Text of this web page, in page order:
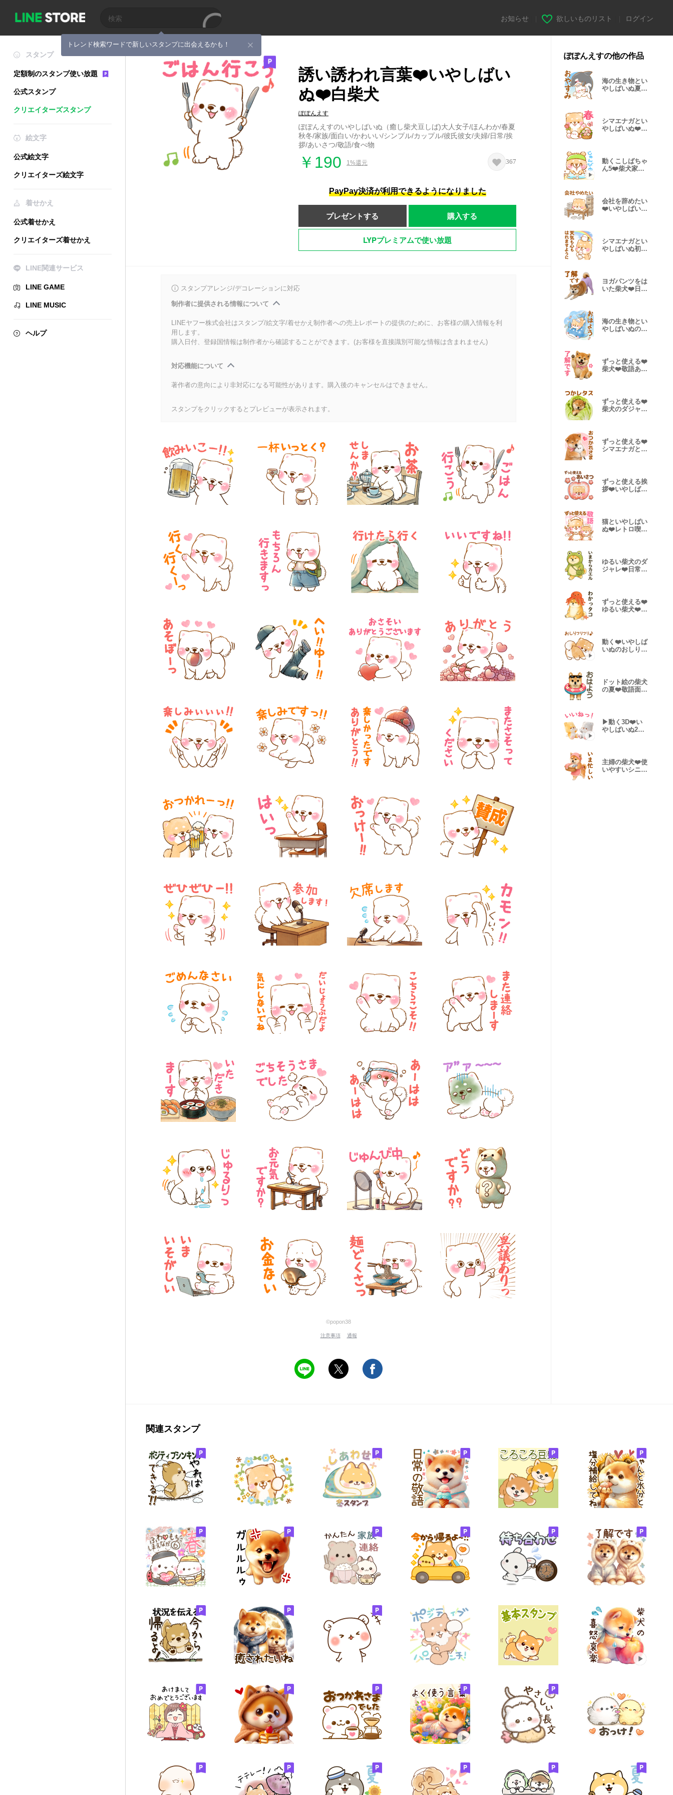
トレンド検索ワードで新しいスタンプに出会えるかも！
お知らせ 欲しいものリスト ログイン
スタンプ
定額制のスタンプ使い放題
公式スタンプ
クリエイターズスタンプ
絵文字
公式絵文字
クリエイターズ絵文字
着せかえ
公式着せかえ
クリエイターズ着せかえ
LINE関連サービス
LINE GAME
LINE MUSIC
ヘルプ
誘い誘われ言葉❤️いやしばい
ぬ❤️白柴犬
ぽぽんえす
ぽぽんえすのいやしばいぬ（癒し柴犬豆しば)大人女子/ほんわか/春夏
秋冬/家族/面白い/かわいい/シンプル/カップル/彼氏彼女/夫婦/日常/挨
拶/あいさつ/敬語/食べ物
￥190 1%還元 367
PayPay決済が利用できるようになりました
プレゼントする 購入する
LYPプレミアムで使い放題
スタンプアレンジ/デコレーションに対応
制作者に提供される情報について
LINEヤフー株式会社はスタンプ/絵文字/着せかえ制作者への売上レポートの提供のために、お客様の購入情報を利
用します。
購入日付、登録国情報は制作者から確認することができます。(お客様を直接識別可能な情報は含まれません)
対応機能について
著作者の意向により非対応になる可能性があります。購入後のキャンセルはできません。
スタンプをクリックするとプレビューが表示されます。
©popon38
注意事項 通報
ぽぽんえすの他の作品
海の生き物とい
やしばいぬ夏❤️
シマエナガとい
やしばいぬ❤️
動くこしばちゃ
ん5❤️柴犬家族
会社を辞めたい
❤️いやしばいぬ
シマエナガとい
やしばいぬ初夏
ヨガパンツをは
いた柴犬❤️日常
海の生き物とい
やしばいぬの夏
ずっと使える❤️
柴犬❤️敬語あい
ずっと使える❤️
柴犬のダジャレ
ずっと使える❤️
シマエナガと柴
ずっと使える挨
拶❤️いやしばい
猫といやしばい
ぬ❤️レトロ喫茶
ゆるい柴犬のダ
ジャレ❤️日常シ
ずっと使える❤️
ゆるい柴犬❤️
動く❤️いやしば
いぬのおしり❤️
ドット絵の柴犬
の夏❤️敬語面白
▶動く3D❤️い
やしばいぬ2❤️
主婦の柴犬❤️使
いやすいシニア
関連スタンプ